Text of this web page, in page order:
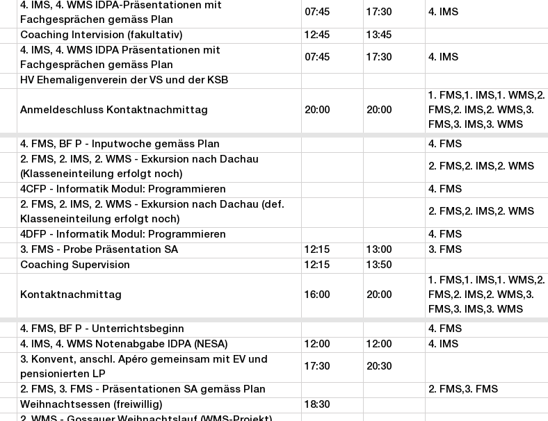
4. IMS, 4. WMS IDPA-Präsentationen mit
Fachgesprächen gemäss Plan
07:45 17:30 4. IMS
Coaching Intervision (fakultativ) 12:45 13:45
4. IMS, 4. WMS IDPA Präsentationen mit
Fachgesprächen gemäss Plan
07:45 17:30 4. IMS
HV Ehemaligenverein der VS und der KSB
Anmeldeschluss Kontaktnachmittag 20:00 20:00
1. FMS,1. IMS,1. WMS,2.
FMS,2. IMS,2. WMS,3.
FMS,3. IMS,3. WMS
4. FMS, BF P - Inputwoche gemäss Plan 4. FMS
2. FMS, 2. IMS, 2. WMS - Exkursion nach Dachau
(Klasseneinteilung erfolgt noch)
2. FMS,2. IMS,2. WMS
4CFP - Informatik Modul: Programmieren 4. FMS
2. FMS, 2. IMS, 2. WMS - Exkursion nach Dachau (def.
Klasseneinteilung erfolgt noch)
2. FMS,2. IMS,2. WMS
4DFP - Informatik Modul: Programmieren
4. FMS
3. FMS - Probe Präsentation SA 12:15 13:00
3. FMS
Coaching Supervision 12:15 13:50
Kontaktnachmittag 16:00 20:00
1. FMS,1. IMS,1. WMS,2.
FMS,2. IMS,2. WMS,3.
FMS,3. IMS,3. WMS
4. FMS, BF P - Unterrichtsbeginn
4. FMS
4. IMS, 4. WMS Notenabgabe IDPA (NESA) 12:00 12:00 4. IMS
3. Konvent, anschl. Apéro gemeinsam mit EV und
pensionierten LP
17:30 20:30
2. FMS, 3. FMS - Präsentationen SA gemäss Plan
2. FMS,3. FMS
Weihnachtsessen (freiwillig)
18:30